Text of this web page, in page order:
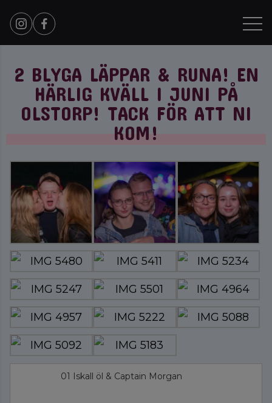
2 BLYGA LÄPPAR & RUNA! EN
HÄRLIG KVÄLL I JUNI PÅ
OLSTORP! TACK FÖR ATT NI
KOM!
01 Iskall öl & Captain Morgan